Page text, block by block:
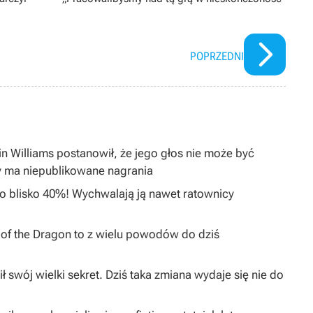
POPRZEDNI
Williams postanowił, że jego głos nie może być
niepublikowane nagrania
blisko 40%! Wychwalają ją nawet ratownicy
the Dragon to z wielu powodów do dziś
swój wielki sekret. Dziś taka zmiana wydaje się nie do